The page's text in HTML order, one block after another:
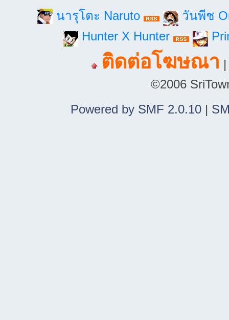
นารุโตะ Naruto
วันพีช
Hunter X Hunter
ติดต่อโฆษณา
©2006
Powered by SMF 2.0.10|